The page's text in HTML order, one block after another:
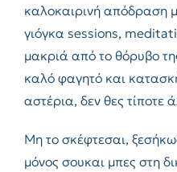
καλοκαιρινή απόδραση
γιόγκα sessions,
μακριά από το θόρυβο
καλό φαγητό και
αστέρια, δεν θες τίποτε
Μη το σκέφτεσαι,
μόνος σουκαι μπες στη